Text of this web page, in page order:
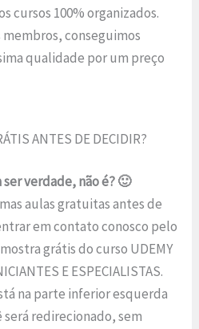
cursos 100% organizados.
membros, conseguimos
qualidade por um preço
ANTES DE DECIDIR?
verdade, não é? 🙂
aulas gratuitas antes de
em contato conosco pelo
grátis do curso UDEMY
E ESPECIALISTAS.
na parte inferior esquerda
será redirecionado, sem